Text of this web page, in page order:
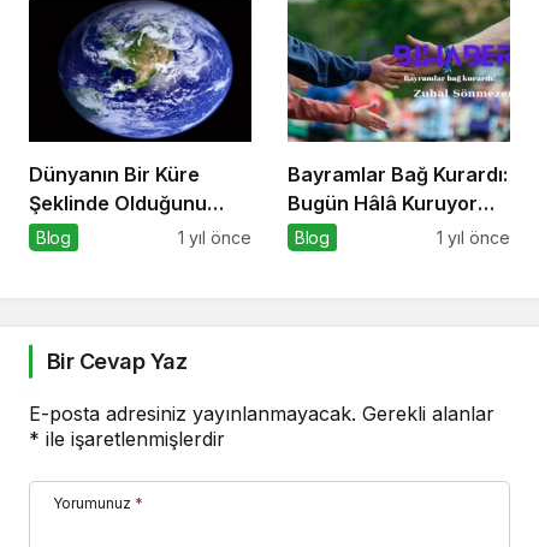
Dünyanın Bir Küre
Şeklinde Olduğunu
Kanıtlayan Olaylar
Blog 1 yıl önce
Bayramlar Bağ Kurardı:
Bugün Hâlâ Kuruyor
mu?
Blog 1 yıl önce
Bir Cevap Yaz
E-posta adresiniz yayınlanmayacak. Gerekli alanlar
* ile işaretlenmişlerdir
Yorumunuz *